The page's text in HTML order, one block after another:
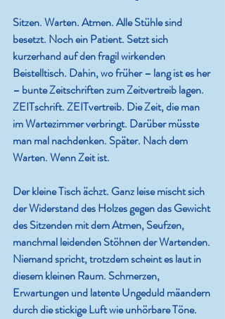
Sitzen. Warten. Atmen. Alle Stühle sind
besetzt. Noch ein Patient. Setzt sich
kurzerhand auf den fragil wirkenden
Beistelltisch. Dahin, wo früher – lang ist es her
– bunte Zeitschriften zum Zeitvertreib lagen.
ZEITschrift. ZEITvertreib. Die Zeit, die man
im Wartezimmer verbringt. Darüber müsste
man mal nachdenken. Später. Nach dem
Warten. Wenn Zeit ist.
Der kleine Tisch ächzt. Ganz leise mischt sich
der Widerstand des Holzes gegen das Gewicht
des Sitzenden mit dem Atmen, Seufzen,
manchmal leidenden Stöhnen der Wartenden.
Niemand spricht, trotzdem scheint es laut in
diesem kleinen Raum. Schmerzen,
Erwartungen und latente Ungeduld mäandern
durch die stickige Luft wie unhörbare Töne.